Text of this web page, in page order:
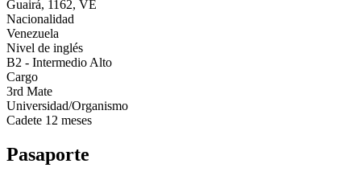
Guairá, 1162, VE
Nacionalidad
Venezuela
Nivel de inglés
B2 - Intermedio Alto
Cargo
3rd Mate
Universidad/Organismo
Cadete 12 meses
Pasaporte